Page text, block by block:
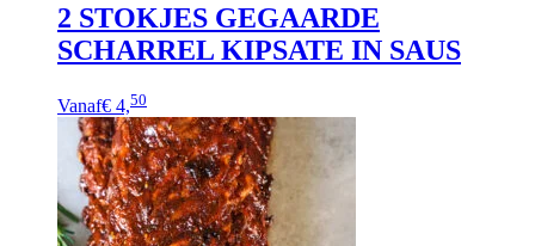
2 STOKJES GEGAARDE
SCHARREL KIPSATE IN SAUS
Vanaf€ 4,50